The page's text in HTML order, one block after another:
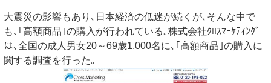
大震災の影響もあり､日本経済の低迷が続くが､そんな中で
も､｢高額商品｣の購入が行われている｡株式会社ｸﾛｽﾏｰｹﾃｨﾝｸﾞ
は､全国の成人男女20～69歳1,000名に､｢高額商品｣の購入に
関する調査を行った｡